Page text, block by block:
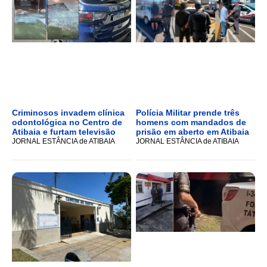
Criminosos invadem clínica
odontológica no Centro de
Atibaia e furtam televisão
JORNAL ESTÂNCIA de ATIBAIA
Polícia Militar prende três
homens com mandados de
prisão em aberto em Atibaia
JORNAL ESTÂNCIA de ATIBAIA